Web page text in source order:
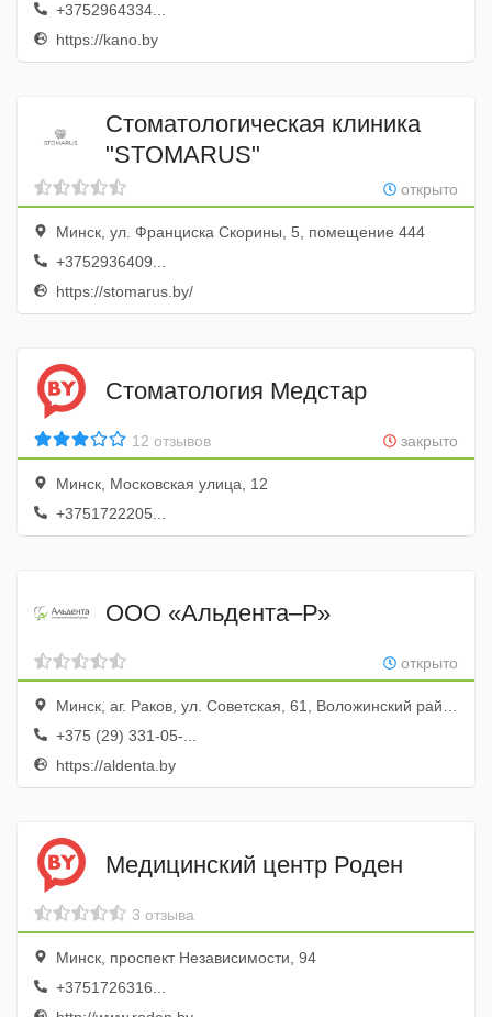
+3752964334...
https://kano.by
Стоматологическая клиника
"STOMARUS"
открыто
Минск, ул. Франциска Скорины, 5, помещение 444
+3752936409...
https://stomarus.by/
Стоматология Медстар
закрыто
12 отзывов
Минск, Московская улица, 12
+3751722205...
ООО «Альдента–Р»
открыто
Минск, аг. Раков, ул. Советская, 61, Воложинский район, Минская область, Республика Беларусь.
+375 (29) 331-05-...
https://aldenta.by
Медицинский центр Роден
3 отзыва
Минск, проспект Независимости, 94
+3751726316...